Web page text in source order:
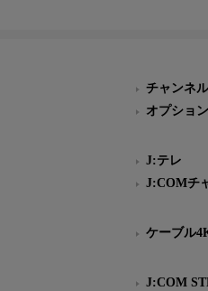
チャンネ
オプショ
J:テレ
J:COMチ
ケーブル
J:COM